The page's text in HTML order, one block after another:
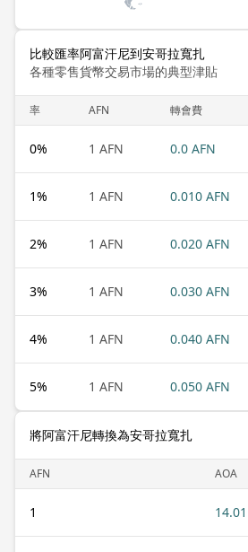
比較匯率阿富汗尼到安哥拉寬扎
各種零售貨幣交易市場的典型津貼
率 AFN 轉會費
0% 1 AFN 0.0 AFN
1% 1 AFN 0.010 AFN
2% 1 AFN 0.020 AFN
3% 1 AFN 0.030 AFN
4% 1 AFN 0.040 AFN
5% 1 AFN 0.050 AFN
將阿富汗尼轉換為安哥拉寬扎
AFN AOA
1 14.01